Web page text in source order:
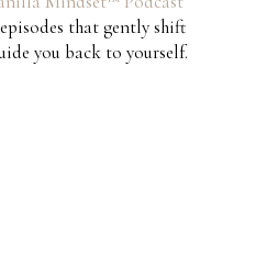
that gently shift
you back to yourself.